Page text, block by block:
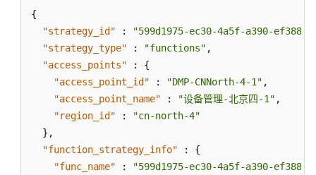
{
"strategy_id"
:
"599d1975-ec30-4a5f-a390-
"strategy_type"
: "functions" ,
"access_points"
:
{
"access_point_id"
: "DMP-CNNorth-4-1" ,
"access_point_name"
: "设备管理-北京四-1" ,
"region_id"
:
"cn-north-4"
} ,
"function_strategy_info"
:
{
"func_name"
: "599d1975-ec30-4a5f-a390-